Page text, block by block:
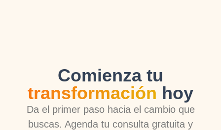
Comienza tu
transformación hoy
Da el primer paso hacia el cambio que
buscas. Agenda tu consulta gratuita y